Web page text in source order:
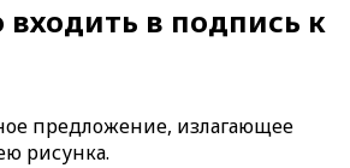
в подпись к
предложение, излагающее
рисунка.